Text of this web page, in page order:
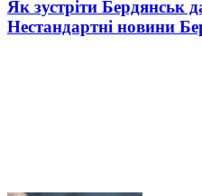
Як зустріти Бердянськ
Нестандартні новини